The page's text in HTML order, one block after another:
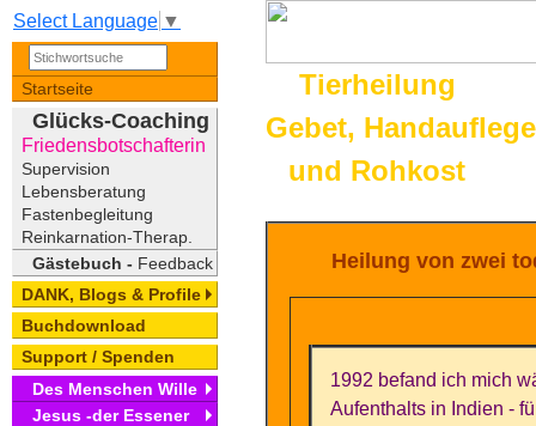
Select Language ▼
Startseite
Glücks-Coaching
Friedensbotschafterin
Supervision
Lebensberatung
Fastenbegleitung
Reinkarnation-Therap.
Gästebuch - Feedback
DANK, Blogs & Profile
Buchdownload
Support / Spenden
Des Menschen Wille
Jesus -der Essener
Tierheilung
Gebet,
und Rohkost
Heilung von zwei
1992 befand ich mich
Aufenthalts in Indien -